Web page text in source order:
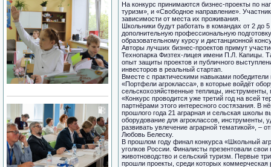
На конкурс принимаются бизнес-проекты по
туризм», и «Свободное направление».
зависимости от места их проживания.
Школьники будут работать в командах от 2 до
дополнительную профессиональную
образовательному курсу и дистанционной
Авторы лучших бизнес-проектов примут
Технопарка Физтех-лицея имени П.Л. Капицы.
опыт защиты проектов и публичного
инвесторов в реальный стартап.
Вместе с практическими навыками
«Портфели агрокласса», в которые войдёт
сельскохозяйственные теплицы, инструменты,
«Конкурс проводится уже третий год на всей
партнёрами этого интересного состязания. В
прошлого года 21 аграрная и сельская школы
оборудование для агроклассов, инструменты,
развивать увлечение аграрной тематикой», –
Любовь Белеску.
В прошлом году финал конкурса «Школьный
уголков России. Финалисты презентовали
животноводство и сельский туризм. Первые
прошли проекты, среди которых коммерческая